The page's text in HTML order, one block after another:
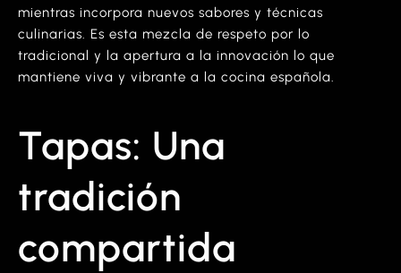
mientras incorpora nuevos sabores y técnicas
culinarias. Es esta mezcla de respeto por lo
tradicional y la apertura a la innovación lo que
mantiene viva y vibrante a la cocina española.
Tapas: Una
tradición
compartida